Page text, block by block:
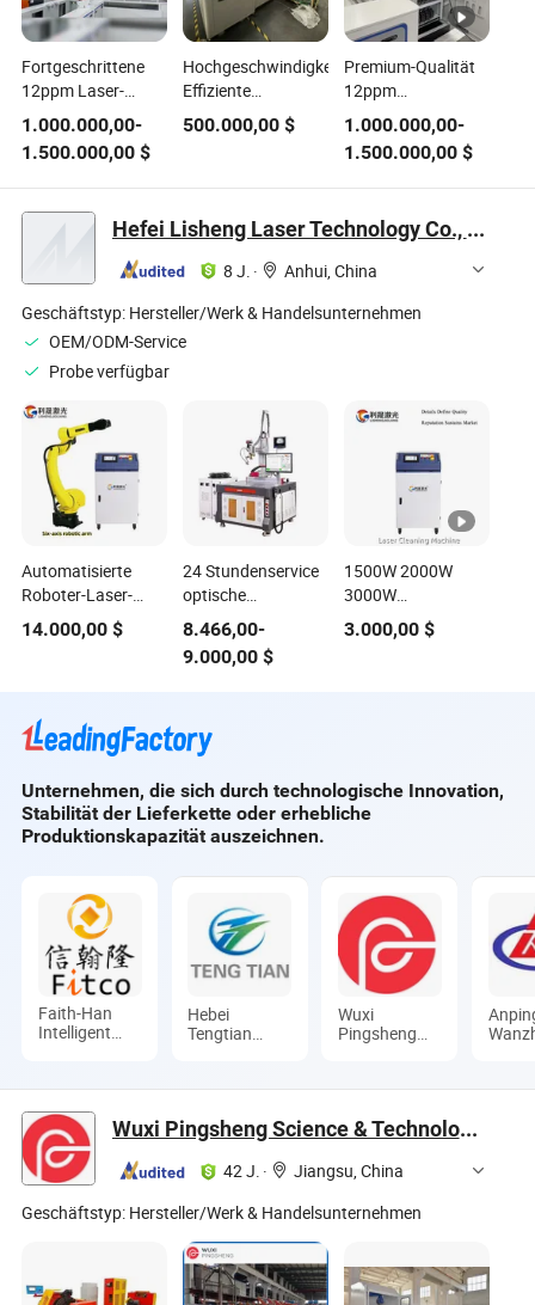
Fortgeschrittene
12ppm Laser-
Schweißmaschine
für die Produktion
von
Batteriepackungen
1.000.000,00-
1.500.000,00 $
Hochgeschwindigkeits-
Effiziente
Automatisierte
Laser-
für die Montage
Energiespeicherpaketen
500.000,00$
Premium-Qualität
12ppm
Hochgeschwindigkeits-
Automatisierte
Laser-
Schweißmaschine
von Batteriepacks
1.000.000,00-
1.500.000,00$
Hefei Lisheng Laser Technology Co., Ltd.
8 J. ·
Anhui, China
Geschäftstyp: Hersteller/Werk & Handelsunternehmen
OEM/ODM-Service
Probe verfügbar
Automatisierte
Roboter-Laser-
Schweißmaschine
für das
unterschiedlichen
Metallen
14.000,00 $
24 Stundenservice
optische
Kommunikation
Batterien Elektronik
Faserlaser-
8.466,00-
9.000,00$
1500W 2000W
3000W
Laserreinigungsmaschine
3.000,00$
Unternehmen, die sich durch technologische Innovation,
Stabilität der Lieferkette oder erhebliche
Produktionskapazität auszeichnen.
Faith-Han
Intelligent
Hebei
Tengtian
Manufacturing
Wuxi
Pingsheng
Co., Ltd.
Ltd.
Wuxi Pingsheng Science & Technology Co., Ltd.
42 J. ·
Jiangsu, China
Geschäftstyp: Hersteller/Werk & Handelsunternehmen